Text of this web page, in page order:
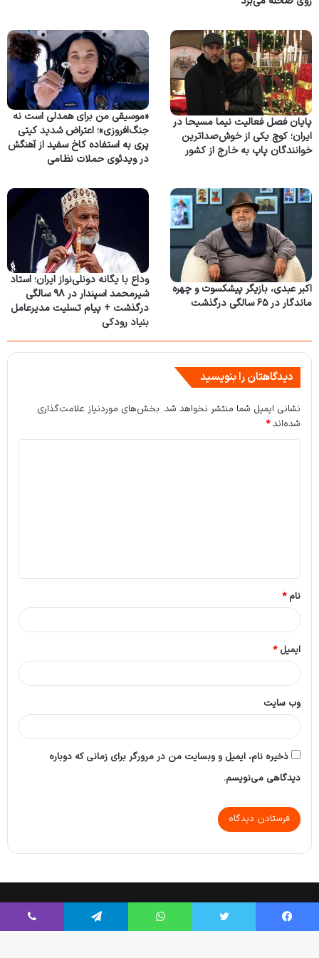
پایان فصل فعالیت نیما مسیحا در
ایران؛ کوچ یکی از خوش‌صداترین
خوانندگان پاپ به خارج از کشور
«موسیقی من برای همدلی است نه
جنگ‌افروزی»؛ اعتراض شدید کیتی
پری به استفاده کاخ سفید از آهنگش
در ویدئوی حملات نظامی
اکبر عبدی، بازیگر پیشکسوت و چهره
ماندگار در ۶۵ سالگی درگذشت
وداع با یگانه دونلی‌نواز ایران؛ استاد
شیرمحمد اسپندار در ۹۸ سالگی
درگذشت + پیام تسلیت مدیرعامل
بنیاد رودکی
دیدگاهتان را بنویسید
نشانی ایمیل شما منتشر نخواهد شد. بخش‌های موردنیاز علامت‌گذاری
شده‌اند*
*
نام*
ایمیل*
وب‌ سایت
ذخیره نام، ایمیل و وبسایت من در مرورگر برای زمانی که دوباره
دیدگاهی می‌نویسم.